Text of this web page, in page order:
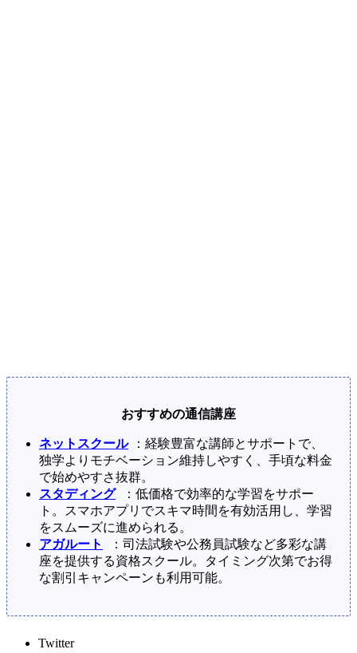
おすすめの通信講座
ネットスクール
：経験豊富な講師とサポートで、
独学よりモチベーション維持しやすく、手頃な料金
で始めやすさ抜群。
スタディング
：低価格で効率的な学習をサポー
ト。スマホアプリでスキマ時間を有効活用し、学習
をスムーズに進められる。
アガルート
：司法試験や公務員試験など多彩な講
座を提供する資格スクール。タイミング次第でお得
な割引キャンペーンも利用可能。
Twitter